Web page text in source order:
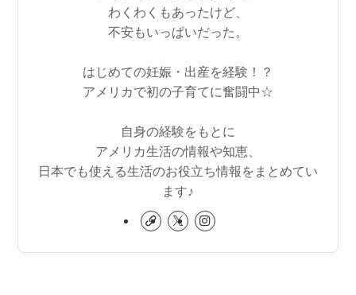
わくわくもあったけど、
不安もいっぱいだった。
はじめての妊娠・出産を経験！？
アメリカで初の子育てに奮闘中☆
自身の経験をもとに
アメリカ生活の情報や知恵、
日本でも使える生活のお役立ち情報をまとめてい
ます♪